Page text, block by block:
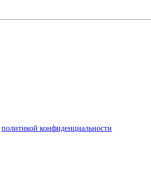
политикой конфиденциальности